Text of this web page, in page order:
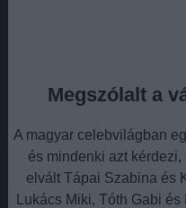
Megszólalt a
A magyar celebvilágban
és mindenki azt
elvált Tápai Szabina és
Lukács Miki, Tóth Gabi